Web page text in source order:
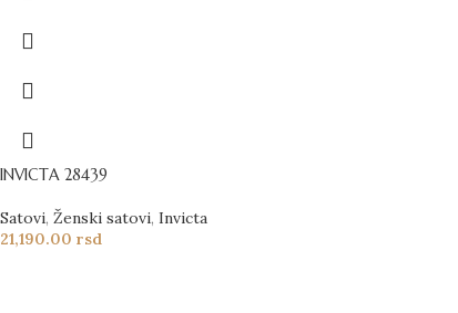
INVICTA 28439
Satovi, Ženski satovi, Invicta
21,190.00 rsd